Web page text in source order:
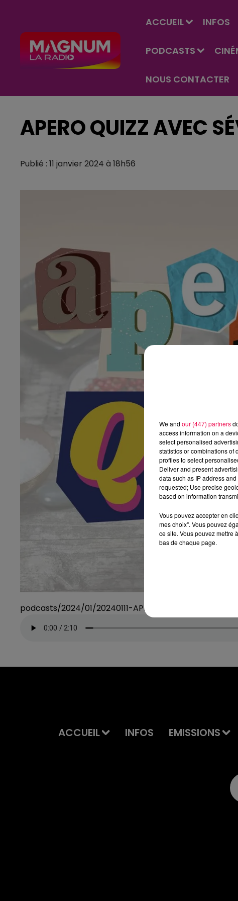
ACCUEIL INFOS
PODCASTS
NOUS CONTACTER
APERO QUIZZ AVEC
Publié : 11 janvier 2024 à 18h56
podcasts/2024/01/20240111-APERO-QUIZZ.mp3
ACCUEIL INFOS EMISSIONS
We and our (447) partners
access information on a
select personalised
statistics or combinations of
profiles to select
Deliver and present
data such as IP address
requested; Use precise
based on information
Vous pouvez accepter en
mes choix". Vous pouvez
ce site. Vous pouvez mettre
bas de chaque page.